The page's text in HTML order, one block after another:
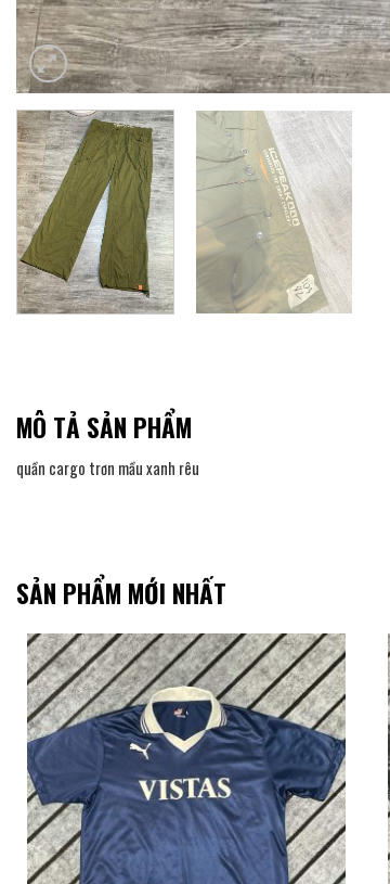
MÔ TẢ SẢN PHẨM
quần cargo trơn mầu xanh rêu
SẢN PHẨM MỚI NHẤT